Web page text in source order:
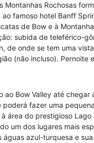
Montanhas Rochosas
ao famoso hotel Banff
de Bow e à
subida de teleférico-
de onde se tem uma
(não incluso). Pernoite
ao Bow Valley até chegar
poderá fazer uma
área do prestigioso Lago
um dos lugares mais
águas azul-turquesa e